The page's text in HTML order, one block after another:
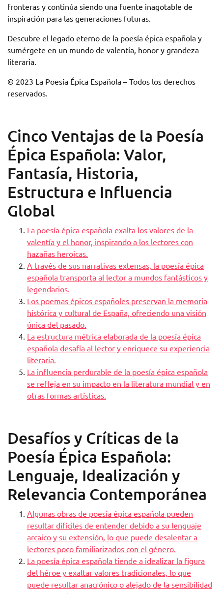
fronteras y continúa siendo una fuente inagotable de
inspiración para las generaciones futuras.
Descubre el legado eterno de la poesía épica española y
sumérgete en un mundo de valentía, honor y grandeza
literaria.
© 2023 La Poesía Épica Española – Todos los derechos
reservados.
Cinco Ventajas de la Poesía
Épica Española: Valor,
Fantasía, Historia,
Estructura e Influencia
Global
La poesía épica española exalta los valores de la
valentía y el honor, inspirando a los lectores con
hazañas heroicas.
A través de sus narrativas extensas, la poesía épica
española transporta al lector a mundos fantásticos y
legendarios.
Los poemas épicos españoles preservan la memoria
histórica y cultural de España, ofreciendo una visión
única del pasado.
La estructura métrica elaborada de la poesía épica
española desafía al lector y enriquece su experiencia
literaria.
La influencia perdurable de la poesía épica española
se refleja en su impacto en la literatura mundial y en
otras formas artísticas.
Desafíos y Críticas de la
Poesía Épica Española:
Lenguaje, Idealización y
Relevancia Contemporánea
Algunas obras de poesía épica española pueden
resultar difíciles de entender debido a su lenguaje
arcaico y su extensión, lo que puede desalentar a
lectores poco familiarizados con el género.
La poesía épica española tiende a idealizar la figura
del héroe y exaltar valores tradicionales, lo que
puede resultar anacrónico o alejado de la sensibilidad